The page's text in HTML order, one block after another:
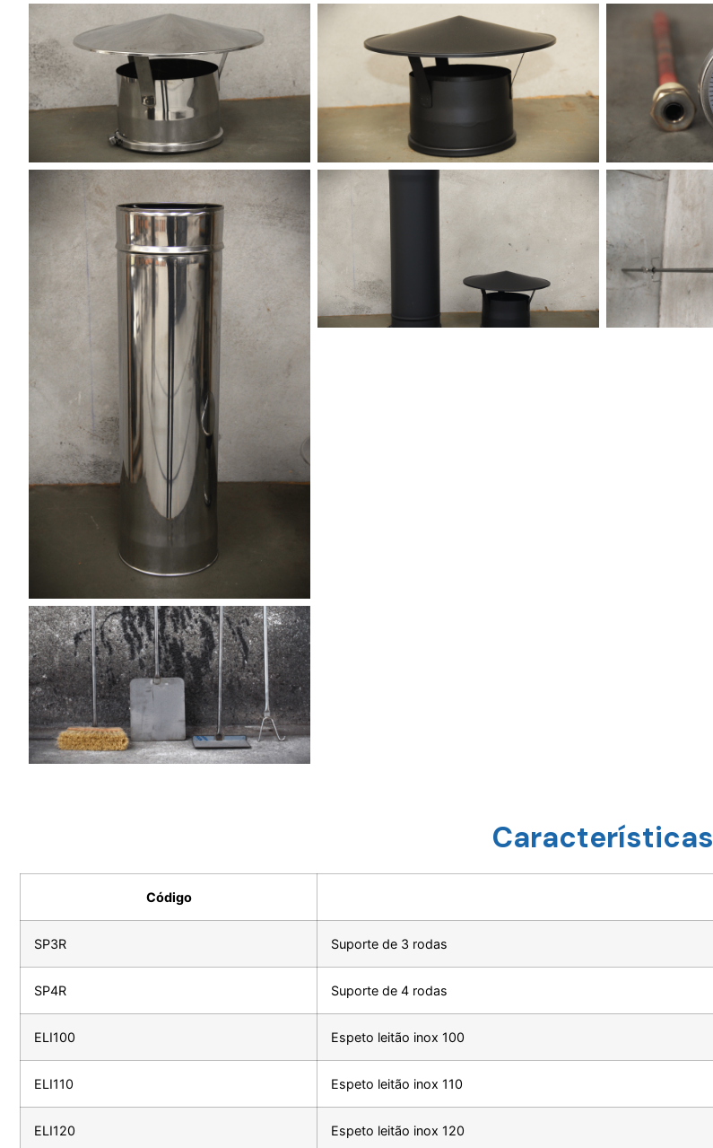
Características
Código
SP3R Suporte de 3 rodas
SP4R Suporte de 4 rodas
ELI100 Espeto leitão inox 100
ELI110 Espeto leitão inox 110
ELI120 Espeto leitão inox 120